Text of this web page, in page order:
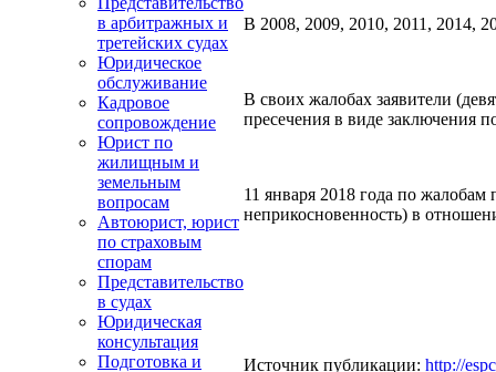
в арбитражных и
третейских судах
Юридическое
обслуживание
Кадровое
сопровождение
Юрист по
жилищным и
земельным
вопросам
Автоюрист, юрист
по страховым
спорам
Представительство
в судах
Юридическая
консультация
Подготовка и
В 2008, 2009, 2010, 2011, 2014,
В своих жалобах заявители
пресечения в виде заключения
11 января 2018 года по
неприкосновенность) в
Источник публикации: http://